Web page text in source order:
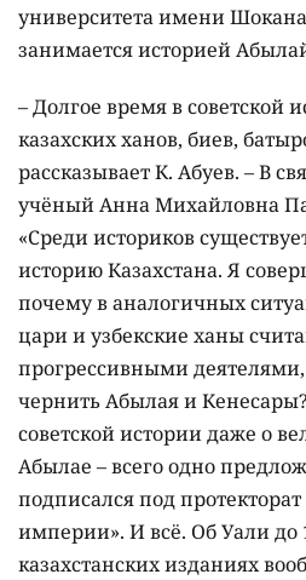
университета имени
занимается историей
– Долгое время в советской
казахских ханов, биев,
рассказывает К. Абуев. – В
учёный Анна Михайловна
«Среди историков
историю Казахстана. Я
почему в аналогичных
цари и узбекские ханы
прогрессивными
чернить Абылая и
советской истории даже о
Абылае – всего одно
подписался под
империи». И всё. Об Уали до
казахстанских изданиях